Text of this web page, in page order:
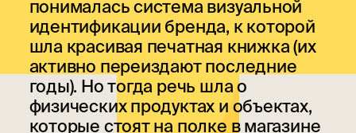
понималась система визуальной
идентификации бренда, к которой
шла красивая печатная книжка (их
активно переиздают последние
годы). Но тогда речь шла о
физических продуктах и объектах,
которые стоят на полке в магазине